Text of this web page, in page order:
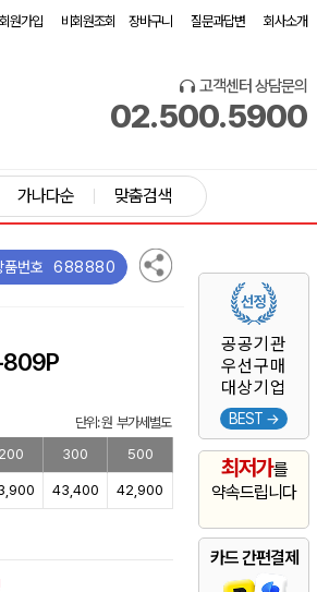
회원가입 비회원조회 장바구니 질문과답변 회사소개
고객센터 상담문의
02.500.5900
공공기관
우선구매
대상기업
BEST →
최저가를
약속드립니다
카드 간편결제
가나다순 맞춤검색
품번호 688880
809P
단위: 원 부가세별도
200 300 500
43,400 42,900